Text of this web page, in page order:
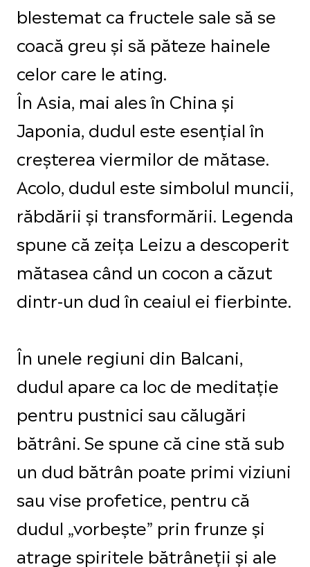
blestemat ca fructele sale să se
coacă greu și să păteze hainele
celor care le ating.
În Asia, mai ales în China și
Japonia, dudul este esențial în
creșterea viermilor de mătase.
Acolo, dudul este simbolul muncii,
răbdării și transformării. Legenda
spune că zeița Leizu a descoperit
mătasea când un cocon a căzut
dintr-un dud în ceaiul ei fierbinte.
În unele regiuni din Balcani,
dudul apare ca loc de meditație
pentru pustnici sau călugări
bătrâni. Se spune că cine stă sub
un dud bătrân poate primi viziuni
sau vise profetice, pentru că
dudul „vorbește” prin frunze și
atrage spiritele bătrâneții și ale